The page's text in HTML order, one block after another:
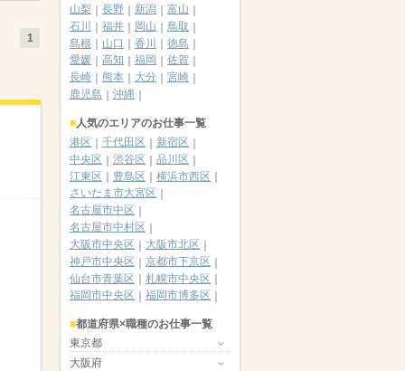
1
山梨
長野 新潟
富山
石川
福井 岡山
鳥取
島根
山口 香川
徳島
愛媛
高知 福岡
佐賀
長崎
熊本 大分
宮崎
鹿児島
沖縄
人気のエリアのお仕事一覧
港区
千代田区
新宿区
中央区
渋谷区
品川区
江東区
豊島区
横浜市西区
さいたま市大宮区
名古屋市中区
名古屋市中村区
大阪市中央区
大阪市北区
神戸市中央区
京都市下京区
仙台市青葉区
札幌市中央区
福岡市中央区
福岡市博多区
都道府県×職種のお仕事一覧
東京都
大阪府